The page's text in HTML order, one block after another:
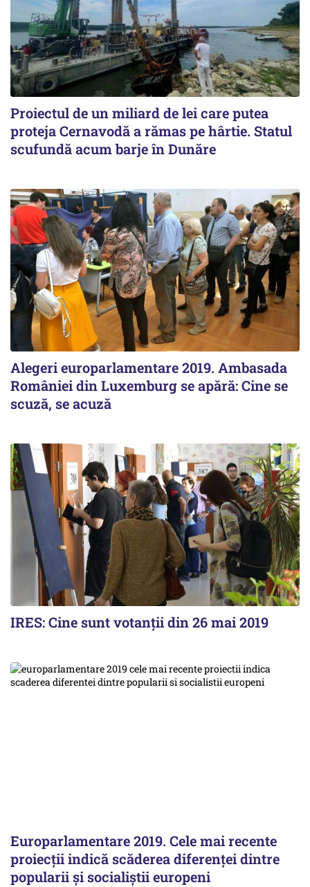
Proiectul de un miliard de lei care putea
proteja Cernavodă a rămas pe hârtie. Statul
scufundă acum barje în Dunăre
Alegeri europarlamentare 2019. Ambasada
României din Luxemburg se apără: Cine se
scuză, se acuză
IRES: Cine sunt votanții din 26 mai 2019
Europarlamentare 2019. Cele mai recente
proiecţii indică scăderea diferenţei dintre
popularii şi socialiştii europeni